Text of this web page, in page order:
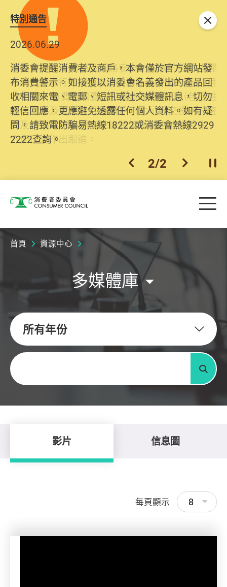
特別通告
2026.06.29
消委會提醒消費者及商戶，本會僅於官方網站發
布消費警示。如接獲以消委會名義發出的產品回
收相關來電、電郵、短訊或社交媒體訊息，切勿
輕信回應，更應避免透露任何個人資料。如有疑
問，請致電防騙易熱線18222或消委會熱線2929
2222查詢。
2025.10.31
為提升使用者體驗及網絡安全，本會的投訴處理
系統已經進行升級及推出新功能。由2025年11月
10日起，消費者需要提供基本聯絡資料（包括姓
名、電郵及電話）註冊帳戶，才可提交投訴、查
詢及建議。所有提交紀錄將清晰整合於帳戶中，
方便日後作出跟進。
上一個
2/2 下一個開
關閉
消費者委員會 目
首頁 資源中心
多媒體庫
所有年份
關鍵字
搜尋
影片 信息圖
每頁顯示 8